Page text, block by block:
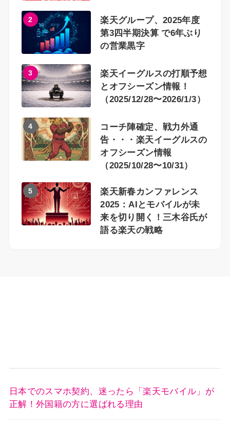
2
楽天グループ、2025年度
第3四半期決算 で6年ぶり
の営業黒字
3
楽天イーグルスの打順予想
とオフシーズン情報！
（2025/12/28〜2026/1/3）
4
コーチ陣確定、戦力外通
告・・・楽天イーグルスの
オフシーズン情報
（2025/10/28〜10/31）
5
楽天新春カンファレンス
2025：AIとモバイルが未
来を切り開く！三木谷氏が
語る楽天の戦略
日本でのスマホ契約、迷ったら「楽天モバイル」が
正解！外国籍の方に選ばれる理由